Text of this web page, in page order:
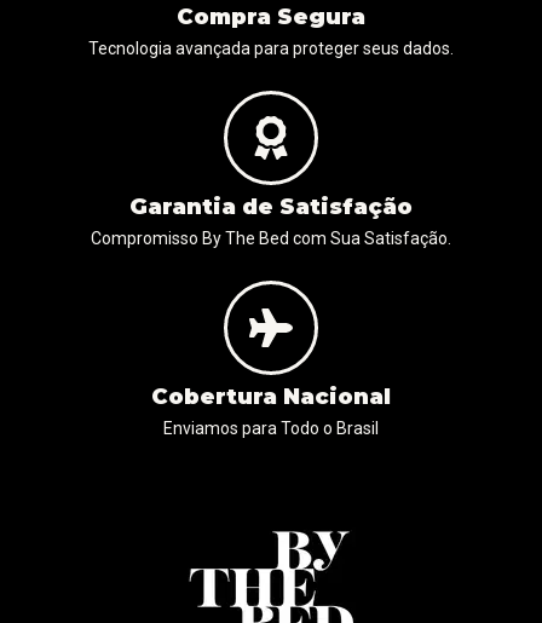
Compra Segura
Tecnologia avançada para proteger seus dados.
Garantia de Satisfação
Compromisso By The Bed com Sua Satisfação.
Cobertura Nacional
Enviamos para Todo o Brasil